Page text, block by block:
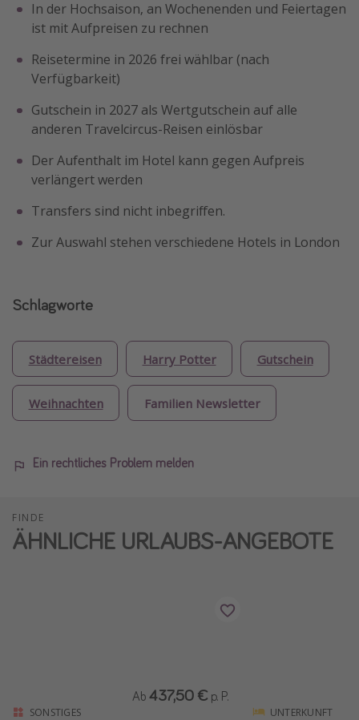
In der Hochsaison, an Wochenenden und Feiertagen
ist mit Aufpreisen zu rechnen
Reisetermine in 2026 frei wählbar (nach
Verfügbarkeit)
Gutschein in 2027 als Wertgutschein auf alle
anderen Travelcircus-Reisen einlösbar
Der Aufenthalt im Hotel kann gegen Aufpreis
verlängert werden
Transfers sind nicht inbegriffen.
Zur Auswahl stehen verschiedene Hotels in London
Schlagworte
Städtereisen Harry Potter Gutschein
Weihnachten Familien Newsletter
Ein rechtliches Problem melden
FINDE
ÄHNLICHE URLAUBS-ANGEBOTE
SONSTIGES
Ab 437,50 € p. P.
UNTERKUNFT